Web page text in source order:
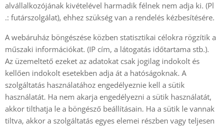
alvállalkozójának kivételével harmadik félnek nem adja ki. (Pl
.: futárszolgálat), ehhez szükség van a rendelés kézbesítésére.
A webáruház böngészése közben statisztikai célokra rögzítik a
műszaki információkat. (IP cím, a látogatás időtartama stb.).
Az üzemeltető ezeket az adatokat csak jogilag indokolt és
kellően indokolt esetekben adja át a hatóságoknak. A
szolgáltatás használatához engedélyeznie kell a sütik
használatát. Ha nem akarja engedélyezni a sütik használatát,
akkor tilthatja le a böngésző beállításain. Ha a sütik le vannak
tiltva, akkor a szolgáltatás egyes elemei részben vagy teljesen